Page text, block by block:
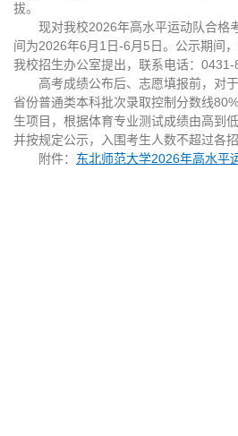
拔。
现对我校2026年高水平运动队合格
间为2026年6月1日-6月5日。公示期间
我校招生办公室提出，联系电话：0431-
高考成绩公布后、志愿填报前，对
省份普通类本科批次录取控制分数线
生项目，根据体育专业测试成绩由高到
并按规定公示，入围考生人数不超过各
附件： 东北师范大学2026年高水平